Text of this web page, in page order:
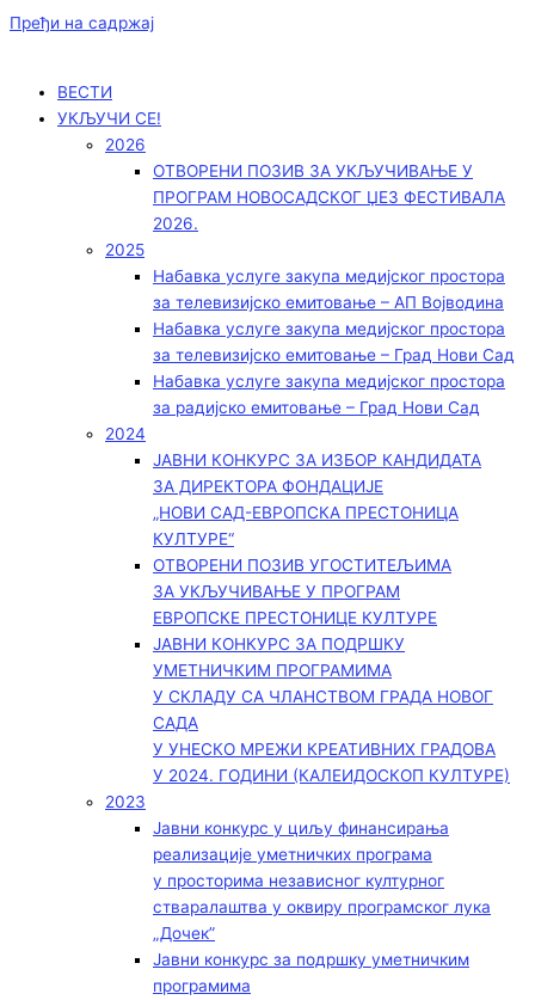
Пређи на садржај
ВЕСТИ
УКЉУЧИ СЕ!
2026
ОТВОРЕНИ ПОЗИВ ЗА УКЉУЧИВАЊЕ У
ПРОГРАМ НОВОСАДСКОГ ЏЕЗ ФЕСТИВАЛА
2026.
2025
Набавка услуге закупа медијског простора
за телевизијско емитовање – АП Војводинa
Набавка услуге закупа медијског простора
за телевизијско емитовање – Град Нови Сад
Набавка услуге закупа медијског простора
за радијско емитовање – Град Нови Сад
2024
ЈАВНИ КОНКУРС ЗА ИЗБОР КАНДИДАТА
ЗА ДИРЕКТОРА ФОНДАЦИЈЕ
„НОВИ САД-ЕВРОПСКА ПРЕСТОНИЦА
КУЛТУРЕ“
ОТВОРЕНИ ПОЗИВ УГОСТИТЕЉИМА
ЗА УКЉУЧИВАЊЕ У ПРОГРАМ
ЕВРОПСКЕ ПРЕСТОНИЦЕ КУЛТУРЕ
ЈАВНИ КОНКУРС ЗА ПОДРШКУ
УМЕТНИЧКИМ ПРОГРАМИМА
У СКЛАДУ СА ЧЛАНСТВОМ ГРАДА НОВОГ
САДА
У УНЕСКО МРЕЖИ КРЕАТИВНИХ ГРАДОВА
У 2024. ГОДИНИ (КАЛЕИДОСКОП КУЛТУРЕ)
2023
Јавни конкурс у циљу финансирања
реализације уметничких програма
у просторима независног културног
стваралаштва у оквиру програмског лука
„Дочек”
Јавни конкурс за подршку уметничким
програмима